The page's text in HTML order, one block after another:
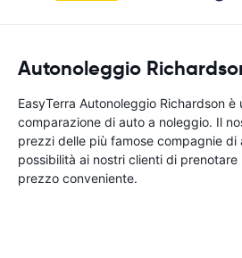
Autonoleggio
EasyTerra Autonoleggio Richardson
comparazione di auto a noleggio. Il
prezzi delle più famose compagnie di
possibilità ai nostri clienti di
prezzo conveniente.